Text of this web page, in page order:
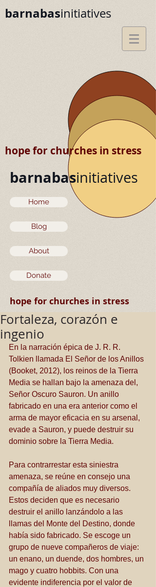
barnabasinitiatives
hope for churches in stress
barnabasinitiatives
Home
Blog
About
Donate
hope for churches in stress
Fortaleza, corazón e
ingenio
En la narración épica de J. R. R.
Tolkien llamada El Señor de los Anillos
(Booket, 2012), los reinos de la Tierra
Media se hallan bajo la amenaza del,
Señor Oscuro Sauron. Un anillo
fabricado en una era anterior como el
arma de mayor eficacia en su arsenal,
evade a Sauron, y puede destruir su
dominio sobre la Tierra Media.
Para contrarrestar esta siniestra
amenaza, se reúne en consejo una
compañía de aliados muy diversos.
Estos deciden que es necesario
destruir el anillo lanzándolo a las
llamas del Monte del Destino, donde
había sido fabricado. Se escoge un
grupo de nueve compañeros de viaje:
un enano, un duende, dos hombres, un
mago y cuatro hobbits. Con una
evidente indiferencia por el valor de